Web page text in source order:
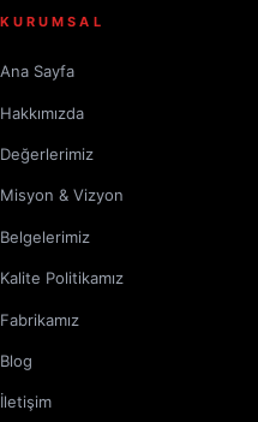
KURUMSAL
Ana Sayfa
Hakkımızda
Değerlerimiz
Misyon & Vizyon
Belgelerimiz
Kalite Politikamız
Fabrikamız
Blog
İletişim